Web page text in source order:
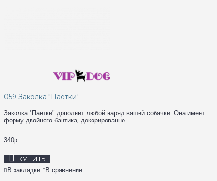
059 Заколка "Паетки"
Заколка "Паетки" дополнит любой наряд вашей собачки. Она имеет
форму двойного бантика, декорированно..
340р.
КУПИТЬ
В закладки В сравнение